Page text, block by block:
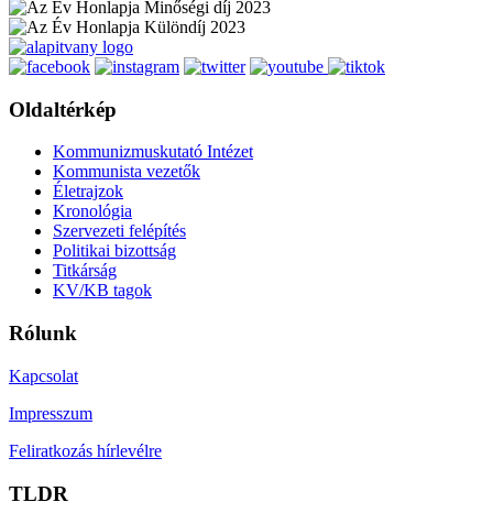
Oldaltérkép
Kommunizmuskutató Intézet
Kommunista vezetők
Életrajzok
Kronológia
Szervezeti felépítés
Politikai bizottság
Titkárság
KV/KB tagok
Rólunk
Kapcsolat
Impresszum
Feliratkozás hírlevélre
TLDR